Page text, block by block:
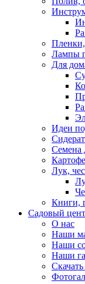
Лампы
Для
Идеи
Семена
Лук,
Книги,
Садовый
О нас
Наши
Наши
Наши